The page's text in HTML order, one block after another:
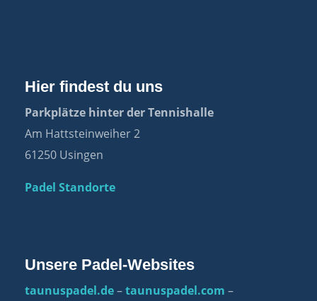
Hier findest du uns
Parkplätze hinter der Tennishalle
Am Hattsteinweiher 2
61250 Usingen
Padel Standorte
Unsere Padel-Websites
taunuspadel.de–taunuspadel.com –